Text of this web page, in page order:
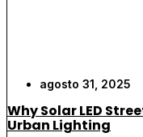
agosto 31, 2025
Why Solar LED
Urban Lighting